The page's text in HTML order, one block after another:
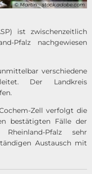
© Martin - stock.adobe.com
ist zwischenzeitlich
Pfalz nachgewiesen
verschiedene
Der Landkreis
Zell verfolgt die
bestätigten Fälle der
Pfalz sehr
Austausch mit